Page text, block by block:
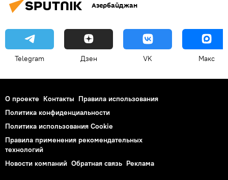
Азербайджан
Telegram Дзен VK Макс
О проекте Контакты Правила использования
Политика конфиденциальности
Политика использования Cookie
Правила применения рекомендательных
технологий
Новости компаний Обратная связь Реклама